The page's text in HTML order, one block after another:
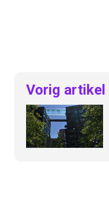
Vorig artikel